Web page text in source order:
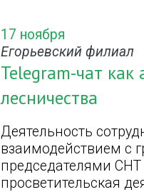
17 ноября
Егорьевский филиал
Telegram-чат как
лесничества
Деятельность
взаимодействием с
председателями
просветительская